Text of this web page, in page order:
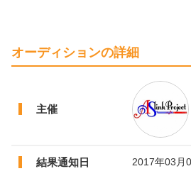
オーディションの詳細
主催
結果通知日 2017年03月